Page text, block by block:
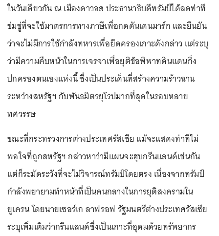
ในวันเดียวกัน ณ เมืองดาวอส ประธานาธิบดีทรัมป์ได้ลดท่าที
ข่มขู่ที่จะใช้มาตรการทางภาษีเพื่อกดดันเดนมาร์ก และยืนยัน
ว่าจะไม่มีการใช้กำลังทหารเพื่อยึดครองเกาะดังกล่าว แต่ระบุ
ว่ามีความคืบหน้าในการเจรจาเพื่อยุติข้อพิพาทดินแดนกึ่ง
ปกครองตนเองแห่งนี้ ซึ่งเป็นประเด็นที่สร้างความร้าวฉาน
ระหว่างสหรัฐฯ กับพันธมิตรยุโรปมากที่สุดในรอบหลาย
ทศวรรษ
ขณะที่กระทรวงการต่างประเทศรัสเซีย แม้จะแสดงท่าทีไม่
พอใจที่ถูกสหรัฐฯ กล่าวหาว่ามีแผนจะฮุบกรีนแลนด์เช่นกัน
แต่ก็ระมัดระวังที่จะไม่วิจารณ์ทรัมป์โดยตรง เนื่องจากทรัมป์
กำลังพยายามทำหน้าที่เป็นคนกลางในการยุติสงครามใน
ยูเครน โดยนายเซอร์เก ลาฟรอฟ รัฐมนตรีต่างประเทศรัสเซีย
ระบุเพิ่มเติมว่ากรีนแลนด์ซึ่งเป็นเกาะที่อุดมด้วยทรัพยากร